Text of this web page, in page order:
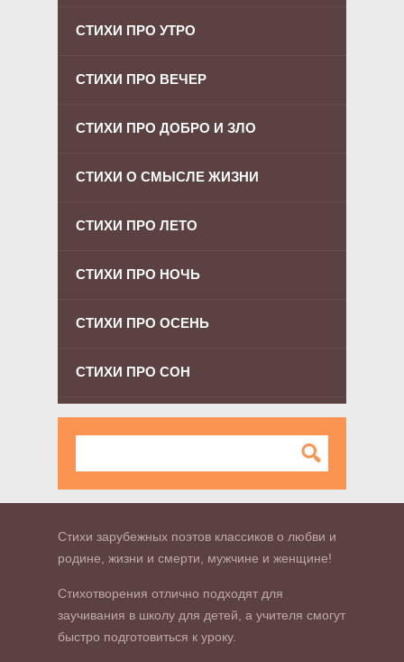
СТИХИ ПРО УТРО
СТИХИ ПРО ВЕЧЕР
СТИХИ ПРО ДОБРО И ЗЛО
СТИХИ О СМЫСЛЕ ЖИЗНИ
СТИХИ ПРО ЛЕТО
СТИХИ ПРО НОЧЬ
СТИХИ ПРО ОСЕНЬ
СТИХИ ПРО СОН
Стихи зарубежных поэтов классиков о любви и
родине, жизни и смерти, мужчине и женщине!
Стихотворения отлично подходят для
заучивания в школу для детей, а учителя смогут
быстро подготовиться к уроку.